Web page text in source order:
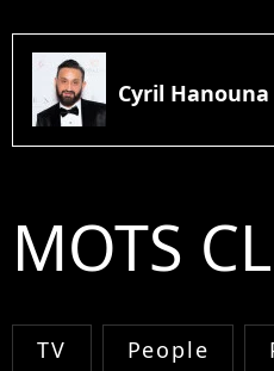
Cyril Hanouna
MOTS
TV People